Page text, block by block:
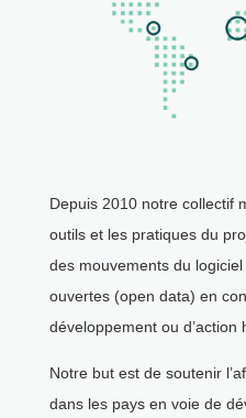
Depuis 2010 notre collectif
outils et les pratiques du
des mouvements du
ouvertes (open data) en
développement ou d’action
Notre but est de soutenir
dans les pays en voie de